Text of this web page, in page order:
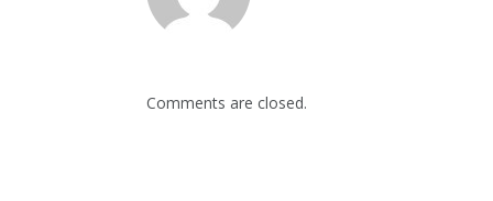
Comments are closed.